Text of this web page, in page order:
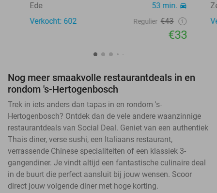
Ede
53 min.
Verkocht: 602
Regulier €43
€33
Nog meer smaakvolle restaurantdeals in en
rondom 's-Hertogenbosch
Trek in iets anders dan tapas in en rondom 's-
Hertogenbosch? Ontdek dan de vele andere waanzinnige
restaurantdeals van Social Deal. Geniet van een authentiek
Thais diner, verse sushi, een Italiaans restaurant,
verrassende Chinese specialiteiten of een klassiek 3-
gangendiner. Je vindt altijd een fantastische culinaire deal
in de buurt die perfect aansluit bij jouw wensen. Scoor
direct jouw volgende diner met hoge korting.